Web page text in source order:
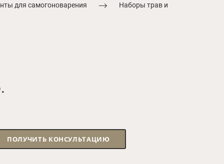
для самогоноварения Наборы трав и
ПОЛУЧИТЬ КОНСУЛЬТАЦИЮ